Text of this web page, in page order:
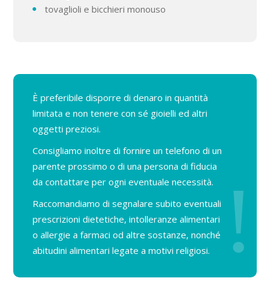
tovaglioli e bicchieri monouso
È preferibile disporre di denaro in quantità
limitata e non tenere con sé gioielli ed altri
oggetti preziosi.
Consigliamo inoltre di fornire un telefono di un
parente prossimo o di una persona di fiducia
da contattare per ogni eventuale necessità.
Raccomandiamo di segnalare subito eventuali
prescrizioni dietetiche, intolleranze alimentari
o allergie a farmaci od altre sostanze, nonché
abitudini alimentari legate a motivi religiosi.